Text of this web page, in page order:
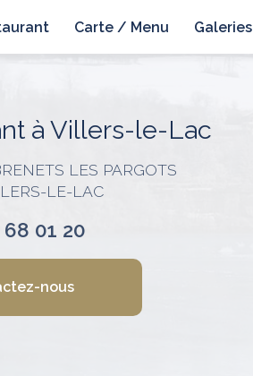
Carte / Menu Galeries
à Villers-le-Lac
LES PARGOTS
LE-LAC
01 20
nous